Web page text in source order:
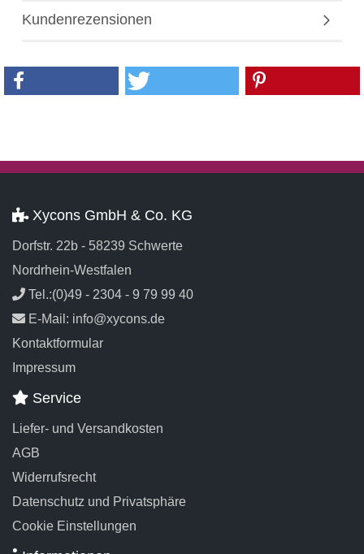
Kundenrezensionen
Xycons GmbH & Co. KG
Dorfstr. 22b - 58239 Schwerte
Nordrhein-Westfalen
Tel.:(0)49 - 2304 - 9 79 99 40
E-Mail: info@xycons.de
Kontaktformular
Impressum
Service
Liefer- und Versandkosten
AGB
Widerrufsrecht
Datenschutz und Privatsphäre
Cookie Einstellungen